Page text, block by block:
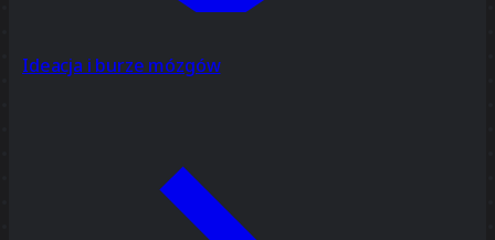
Ideacja i burze mózgów